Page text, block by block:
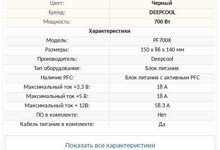
Цвет:
Черный
Бренд:
DEEPCOOL
Мощность:
700 Вт
Характеристики
Модель:
PF700X
Размеры:
150 х 86 х 140 мм
Производитель:
Deepcool
Тип оборудования:
Блок питания
Наличие PFC:
Блок питания с активным PFC
Максимальный ток +3,3 В:
18 A
Максимальный ток +5 В:
18 A
Максимальный ток + 12В:
58.3 А
ПО в комплекте:
Нет
Кабель питания в комплекте:
Да
Показать все характеристики